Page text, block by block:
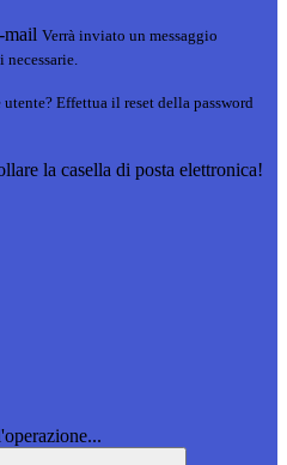
mail Verrà inviato un messaggio
Effettua il reset della password
la casella di posta elettronica!